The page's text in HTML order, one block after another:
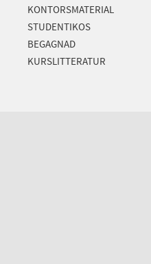
KONTORSMATERIAL
STUDENTIKOS
BEGAGNAD
KURSLITTERATUR